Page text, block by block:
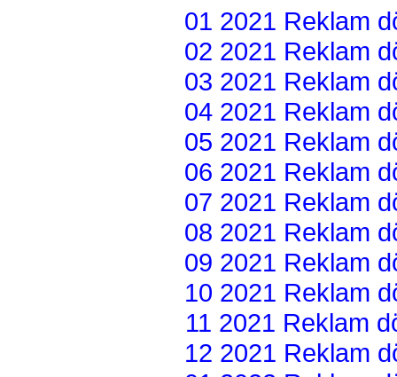
01 2021 Reklam
02 2021 Reklam
03 2021 Reklam
04 2021 Reklam
05 2021 Reklam
06 2021 Reklam
07 2021 Reklam
08 2021 Reklam
09 2021 Reklam
10 2021 Reklam
11 2021 Reklam
12 2021 Reklam